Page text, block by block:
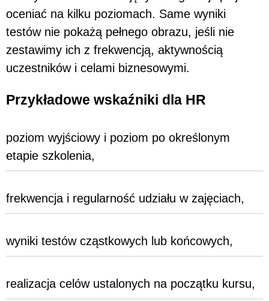
oceniać na kilku poziomach. Same wyniki
testów nie pokażą pełnego obrazu, jeśli nie
zestawimy ich z frekwencją, aktywnością
uczestników i celami biznesowymi.
Przykładowe wskaźniki dla HR
poziom wyjściowy i poziom po określonym
etapie szkolenia,
frekwencja i regularność udziału w zajęciach,
wyniki testów cząstkowych lub końcowych,
realizacja celów ustalonych na początku kursu,